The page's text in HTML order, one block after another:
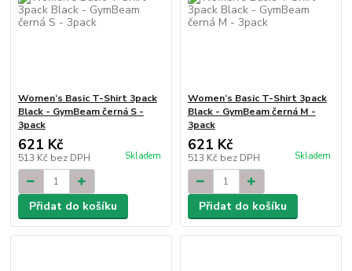
Women‘s Basic T-Shirt 3pack
Black - GymBeam černá S -
3pack
621 Kč
513 Kč bez DPH Skladem
Přidat do košíku
Women‘s Basic T-Shirt 3pack
Black - GymBeam černá M -
3pack
621 Kč
513 Kč bez DPH Skladem
Přidat do košíku